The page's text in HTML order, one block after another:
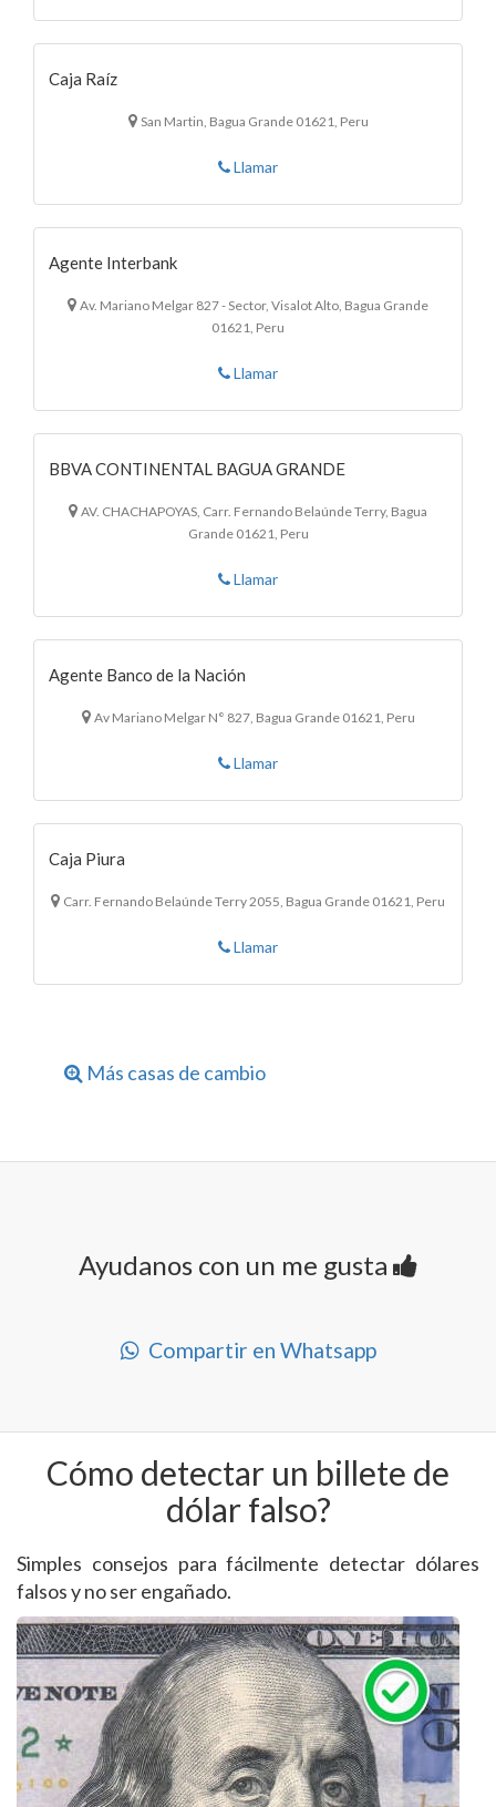
Caja Raíz
San Martin, Bagua Grande 01621, Peru
Llamar
Agente Interbank
Av. Mariano Melgar 827 - Sector, Visalot Alto, Bagua Grande
01621, Peru
Llamar
BBVA CONTINENTAL BAGUA GRANDE
AV. CHACHAPOYAS, Carr. Fernando Belaúnde Terry, Bagua
Grande 01621, Peru
Llamar
Agente Banco de la Nación
Av Mariano Melgar N° 827, Bagua Grande 01621, Peru
Llamar
Caja Piura
Carr. Fernando Belaúnde Terry 2055, Bagua Grande 01621, Peru
Llamar
Más casas de cambio
Ayudanos con un me gusta
Compartir en Whatsapp
Cómo detectar un billete de
dólar falso?
Simples consejos para fácilmente detectar dólares
falsos y no ser engañado.